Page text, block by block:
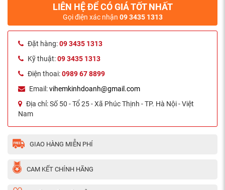
LIÊN HỆ ĐỂ CÓ GIÁ TỐT NHẤT
Gọi điện xác nhận 09 3435 1313
Đặt hàng:09 3435 1313
Kỹ thuật:09 3435 1313
Điện thoai:0989 67 8899
Email:vihemkinhdoanh@gmail.com
Địa chỉ:Số 50 - Tổ 25 - Xã Phúc Thịnh - TP. Hà Nội - Việt
Nam
GIAO HÀNG MIỄN PHÍ
CAM KẾT CHÍNH HÃNG